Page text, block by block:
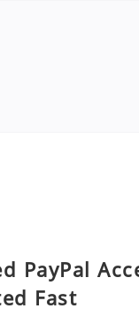
PayPal
Fast